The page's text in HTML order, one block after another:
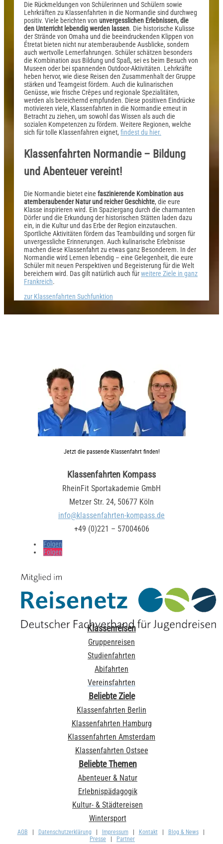
Die Rückmeldungen von Schülerinnen und Schülern sowie
Lehrkräften zu Klassenfahrten in die Normandie sind durchweg
positiv. Viele berichten von unvergesslichen Erlebnissen, die
den Unterricht lebendig werden lassen. Die historische Kulisse
der Strände von Omaha und die beeindruckenden Klippen von
Étretat bieten nicht nur atemberaubende Ausblicke, sondern
auch wertvolle Lernerfahrungen. Schüler schätzen besonders
die Kombination aus Bildung und Spaß, sei es beim Besuch von
Museen oder bei spannenden Outdoor-Aktivitäten. Lehrkräfte
heben hervor, wie diese Reisen den Zusammenhalt der Gruppe
stärken und Teamgeist fördern. Auch die kulinarischen
Genüsse, wie frische Crêpes und regionale Spezialitäten,
werden als bereichernd empfunden. Diese positiven Eindrücke
motivieren viele, Klassenfahrten in die Normandie erneut in
Betracht zu ziehen, um sowohl das Wissen als auch die
sozialen Kompetenzen zu fördern. Weitere Regionen, welche
sich für tolle Klassenfahren eignet, findest du hier.
Klassenfahrten Normandie – Bildung
und Abenteuer vereint!
Die Normandie bietet eine faszinierende Kombination aus
atemberaubender Natur und reicher Geschichte, die eure
Klasse inspirieren wird. Ein Spaziergang durch die charmanten
Dörfer und die Erkundung der historischen Stätten laden dazu
ein, in die Kultur und das Erbe der Region einzutauchen.
Sportliche Aktivitäten fördern das Teambuilding und sorgen für
unvergessliche Erinnerungen. Auch kulinarische Erlebnisse
machen diese Klassenfahrt zu etwas ganz Besonderem. In der
Normandie wird Lernen lebendig – eine Gelegenheit, die eure
Schüler mit neuen Perspektiven und Begeisterung für die Welt
bereichern wird. Das gilt natürlich auch fürweitere Ziele in ganz
Frankreich.
zur Klassenfahrten Suchfunktion
Jetzt die passende Klassenfahrt finden!
Klassenfahrten Kompass
RheinFit Sportakademie GmbH
Metzer Str. 24, 50677 Köln
info@klassenfahrten-kompass.de
+49 (0)221 – 57004606
Folgen
Folgen
Klassenreisen
Gruppenreisen
Studienfahrten
Abifahrten
Vereinsfahrten
Beliebte Ziele
Klassenfahrten Berlin
Klassenfahrten Hamburg
Klassenfahrten Amsterdam
Klassenfahrten Ostsee
Beliebte Themen
Abenteuer & Natur
Erlebnispädagogik
Kultur- & Städtereisen
Wintersport
AGB | Datenschutzerklärung | Impressum| Kontakt | Blog & News|
Presse | Partner